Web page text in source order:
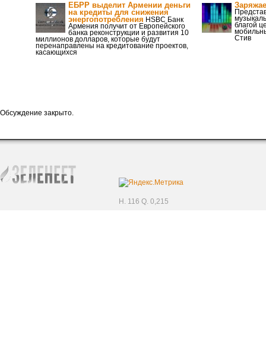
ЕБРР выделит Армении деньги
на кредиты для снижения
энергопотребления HSBC Банк
Армения получит от Европейского
банка реконструкции и развития 10
миллионов долларов, которые будут
перенаправлены на кредитование проектов,
касающихся
благой
Стив
Обсуждение закрыто.
H. 116 Q. 0,215